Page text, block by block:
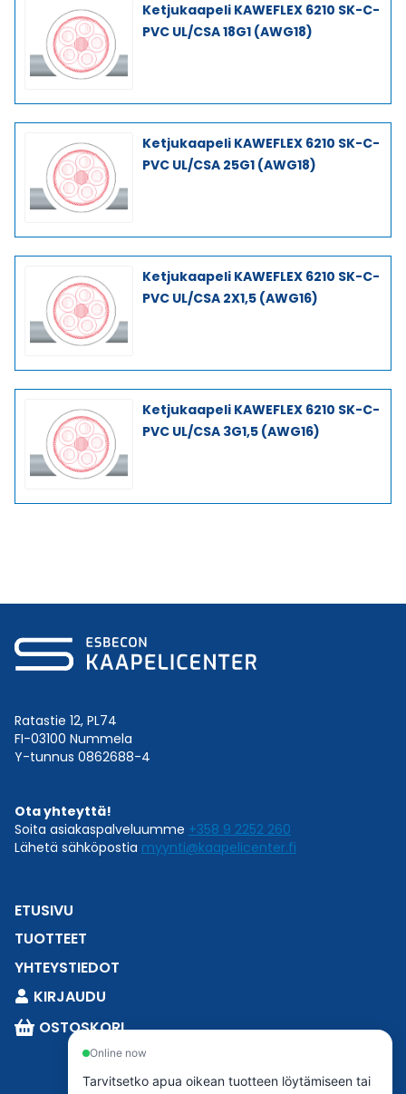
Ketjukaapeli KAWEFLEX 6210 SK-C-
PVC UL/CSA 18G1 (AWG18)
Ketjukaapeli KAWEFLEX 6210 SK-C-
PVC UL/CSA 25G1 (AWG18)
Ketjukaapeli KAWEFLEX 6210 SK-C-
PVC UL/CSA 2X1,5 (AWG16)
Ketjukaapeli KAWEFLEX 6210 SK-C-
PVC UL/CSA 3G1,5 (AWG16)
Ratastie 12, PL74
FI-03100 Nummela
Y-tunnus 0862688-4
Ota yhteyttä!
Soita asiakaspalveluumme +358 9 2252 260
Lähetä sähköpostia myynti@kaapelicenter.fi
ETUSIVU
TUOTTEET
YHTEYSTIEDOT
KIRJAUDU
OSTOSKORI
Online now
Tarvitsetko apua oikean tuotteen löytämiseen tai